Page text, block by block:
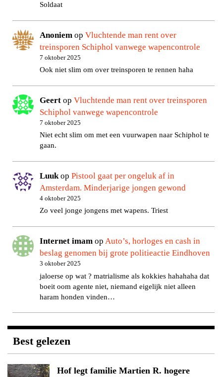
Soldaat
Anoniem opVluchtende man rent over
treinsporen Schiphol vanwege wapencontrole
7 oktober 2025
Ook niet slim om over treinsporen te rennen haha
Geert opVluchtende man rent over treinsporen
Schiphol vanwege wapencontrole
7 oktober 2025
Niet echt slim om met een vuurwapen naar Schiphol te
gaan.
LuukopPistool gaat per ongeluk af in
Amsterdam. Minderjarige jongen gewond
4 oktober 2025
Zo veel jonge jongens met wapens. Triest
Internet imam opAuto’s, horloges en cash in
beslag genomen bij grote politieactie Eindhoven
3 oktober 2025
jaloerse op wat ? matrialisme als kokkies hahahaha dat
boeit oom agente niet, niemand eigelijk niet alleen
haram honden vinden…
Best gelezen
Hof legt familie Martien R. hogere